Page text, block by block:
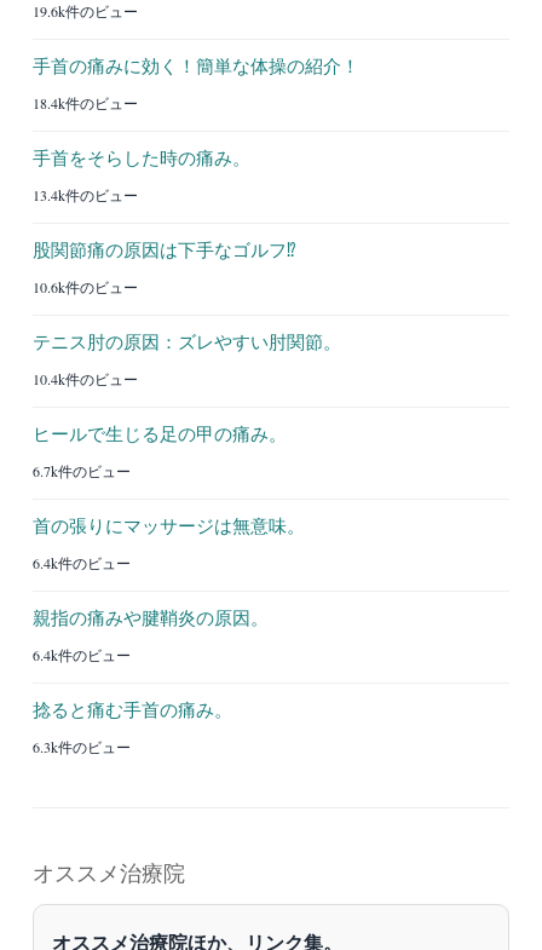
19.6k件のビュー
手首の痛みに効く！簡単な体操の紹介！
18.4k件のビュー
手首をそらした時の痛み。
13.4k件のビュー
股関節痛の原因は下手なゴルフ⁉︎
10.6k件のビュー
テニス肘の原因：ズレやすい肘関節。
10.4k件のビュー
ヒールで生じる足の甲の痛み。
6.7k件のビュー
首の張りにマッサージは無意味。
6.4k件のビュー
親指の痛みや腱鞘炎の原因。
6.4k件のビュー
捻ると痛む手首の痛み。
6.3k件のビュー
オススメ治療院
オススメ治療院ほか、リンク集。